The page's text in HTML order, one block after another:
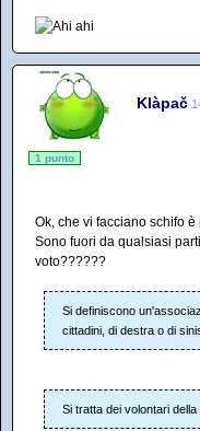
Klàpač
1 punto
Ok, che vi facciano schifo
Sono fuori da qualsiasi
voto??????
Si definiscono
cittadini, di destra o di
Si tratta dei volontari